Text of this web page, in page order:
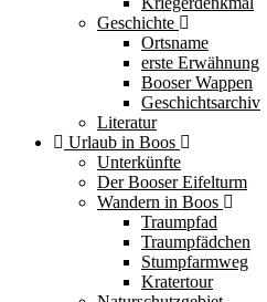
Geschichte
Ortsname
erste Erwähnung
Booser Wappen
Geschichtsarchiv
Literatur
Urlaub in Boos
Unterkünfte
Der Booser Eifelturm
Wandern in Boos
Traumpfad
Traumpfädchen
Stumpfarmweg
Kratertour